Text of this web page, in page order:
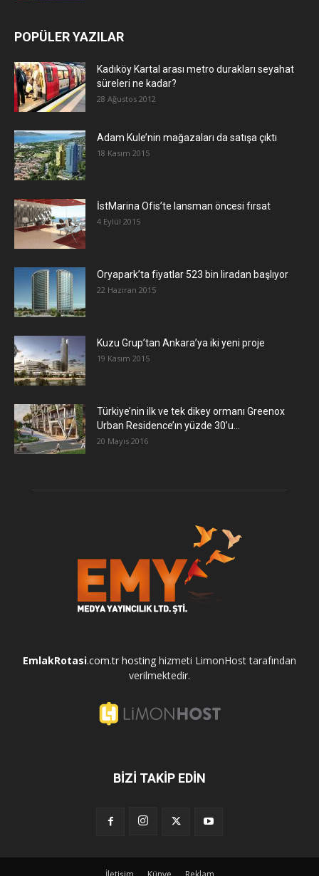
POPÜLER YAZILAR
Kadıköy Kartal arası metro durakları seyahat
süreleri ne kadar?
28 Ağustos 2012
Adam Kule’nin mağazaları da satışa çıktı
18 Kasım 2015
İstMarina Ofis’te lansman öncesi fırsat
4 Eylül 2015
Oryapark’ta fiyatlar 523 bin liradan başlıyor
22 Haziran 2015
​Kuzu Grup’tan Ankara’ya iki yeni proje
19 Kasım 2015
Türkiye’nin ilk ve tek dikey ormanı Greenox
Urban Residence’ın yüzde 30’u...
20 Mayıs 2016
EmlakRotasi.com.tr hosting hizmeti LimonHost tarafından
verilmektedir.
BİZİ TAKİP EDİN